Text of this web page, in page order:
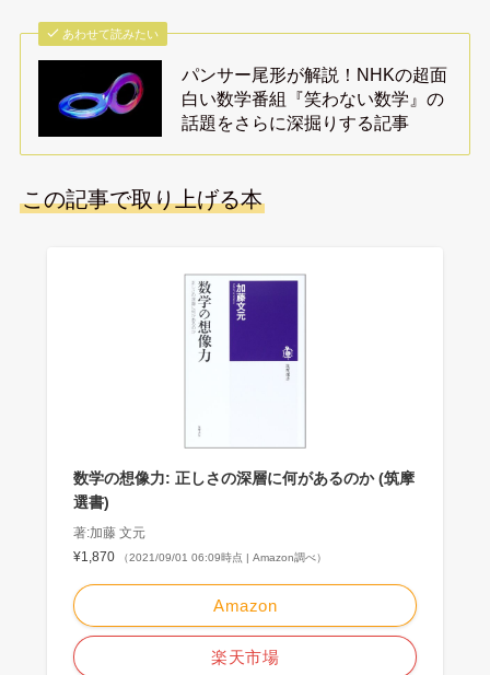
あわせて読みたい
パンサー尾形が解説！NHKの超面
白い数学番組『笑わない数学』の
話題をさらに深掘りする記事
この記事で取り上げる本
数学の想像力: 正しさの深層に何があるのか (筑摩
選書)
著:加藤 文元
¥1,870
（2021/09/01 06:09時点 | Amazon調べ）
Amazon
楽天市場